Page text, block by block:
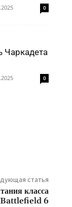
0
Чаркадета
0
статья
класса
6